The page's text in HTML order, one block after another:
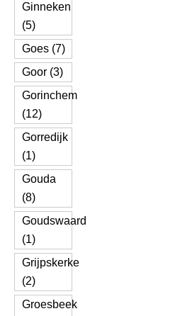
Ginneken
(5)
Goes (7)
Goor (3)
Gorinchem
(12)
Gorredijk
(1)
Gouda
(8)
Goudswaard
(1)
Grijpskerke
(2)
Groesbeek